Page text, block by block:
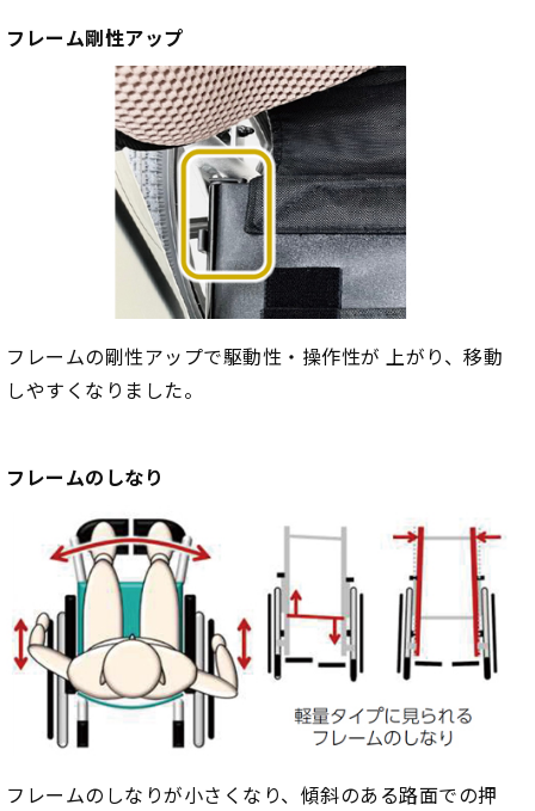
フレーム剛性アップ
フレームの剛性アップで駆動性・操作性が 上がり、移動
しやすくなりました。
フレームのしなり
フレームのしなりが小さくなり、傾斜のある路面での押